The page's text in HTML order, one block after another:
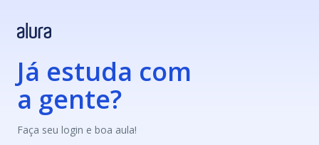
Já estuda com
a gente?
Faça seu login e boa aula!